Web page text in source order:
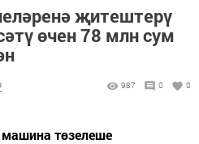
җитештерү
өчен 78 млн сум
987 0 0
төзелеше